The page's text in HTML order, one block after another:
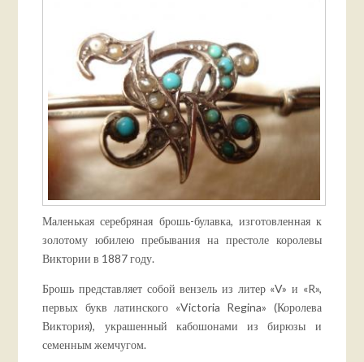
Маленькая серебряная брошь-булавка, изготовленная к
золотому юбилею пребывания на престоле королевы
Виктории в 1887 году.
Брошь представляет собой вензель из литер «V» и «R»,
первых букв латинского «Victoria Regina» (Королева
Виктория), украшенный кабошонами из бирюзы и
семенным жемчугом.